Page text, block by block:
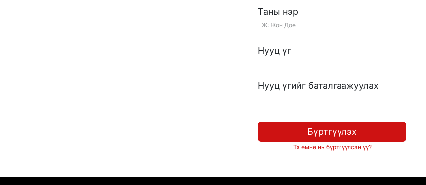
Таны нэр
Нууц үг
Нууц үгийг баталгаажуулах
Бүртгүүлэх
Та өмнө нь бүртгүүлсэн үү?